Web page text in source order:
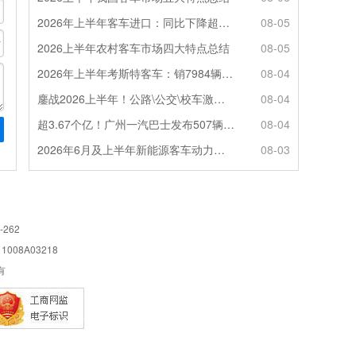
2026年上半年客车进口：同比下降超4成，轻客主体地位凸显
08-05
2026上半年农村客车市场四大特点总结
08-05
2026年上半年考斯特客车：销7984辆 6米领涨领跑 电动化提速
08-04
鏖战2026上半年！公路\公交\校车激烈角逐，谁问鼎赛道赢家?
08-04
超3.67个亿！广州一汽巴士发布507辆纯电动城市客车采购中标公告
08-04
2026年6月及上半年新能源客车动力电池装机量特点分析
08-03
262